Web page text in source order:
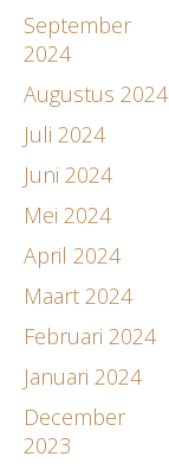
September
2024
Augustus 2024
Juli 2024
Juni 2024
Mei 2024
April 2024
Maart 2024
Februari 2024
Januari 2024
December
2023